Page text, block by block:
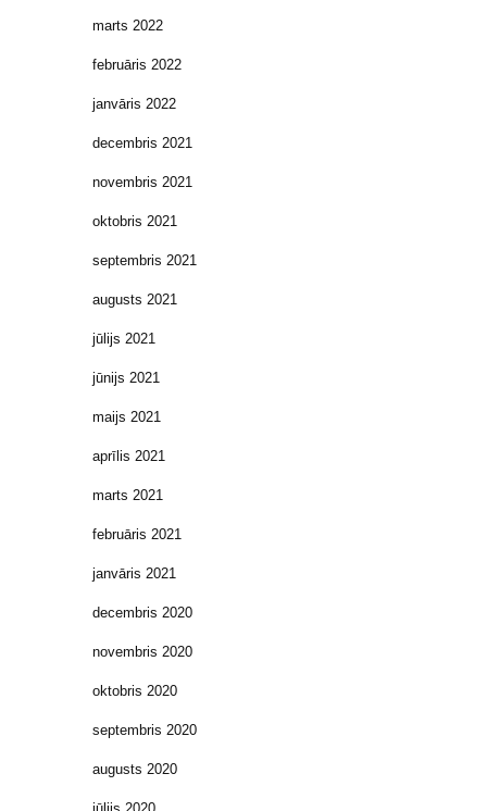
marts 2022
februāris 2022
janvāris 2022
decembris 2021
novembris 2021
oktobris 2021
septembris 2021
augusts 2021
jūlijs 2021
jūnijs 2021
maijs 2021
aprīlis 2021
marts 2021
februāris 2021
janvāris 2021
decembris 2020
novembris 2020
oktobris 2020
septembris 2020
augusts 2020